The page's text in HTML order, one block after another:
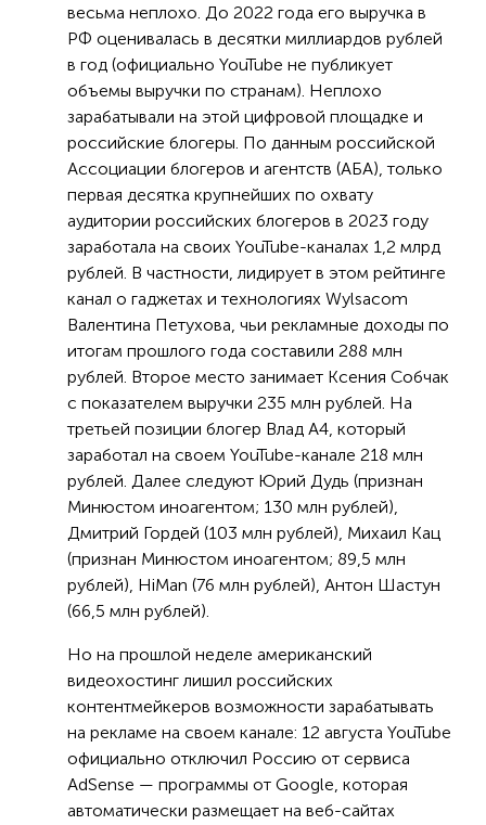
весьма неплохо. До 2022 года его выручка в
РФ оценивалась в десятки миллиардов рублей
в год (официально YouTube не публикует
объемы выручки по странам). Неплохо
зарабатывали на этой цифровой площадке и
российские блогеры. По данным российской
Ассоциации блогеров и агентств (АБА), только
первая десятка крупнейших по охвату
аудитории российских блогеров в 2023 году
заработала на своих YouTube-каналах 1,2 млрд
рублей. В частности, лидирует в этом рейтинге
канал о гаджетах и технологиях Wylsacom
Валентина Петухова, чьи рекламные доходы по
итогам прошлого года составили 288 млн
рублей. Второе место занимает Ксения Собчак
с показателем выручки 235 млн рублей. На
третьей позиции блогер Влад А4, который
заработал на своем YouTube-канале 218 млн
рублей. Далее следуют Юрий Дудь (признан
Минюстом иноагентом; 130 млн рублей),
Дмитрий Гордей (103 млн рублей), Михаил Кац
(признан Минюстом иноагентом; 89,5 млн
рублей), HiMan (76 млн рублей), Антон Шастун
(66,5 млн рублей).
Но на прошлой неделе американский
видеохостинг лишил российских
контентмейкеров возможности зарабатывать
на рекламе на своем канале: 12 августа YouTube
официально отключил Россию от сервиса
AdSense — программы от Google, которая
автоматически размещает на веб-сайтах